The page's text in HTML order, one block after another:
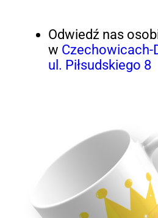
Odwiedź nas
w Czechowicach-
ul. Piłsudskiego 8